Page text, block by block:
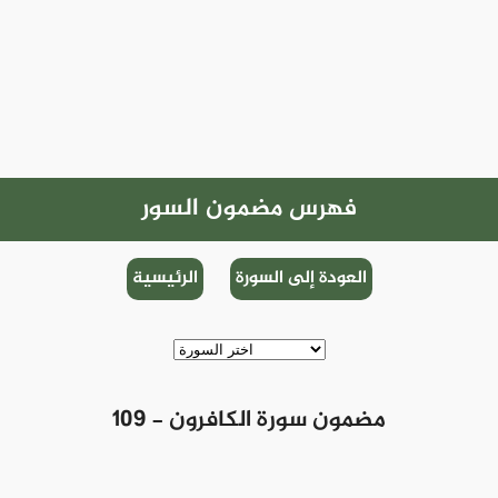
فهرس مضمون السور
الرئيسية العودة إلى السورة
109 - مضمون سورة الكافرون